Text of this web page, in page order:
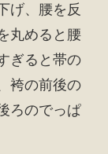
げ、腰を反
丸めると腰
ぎると帯の
袴の前後の
ろのでっぱ